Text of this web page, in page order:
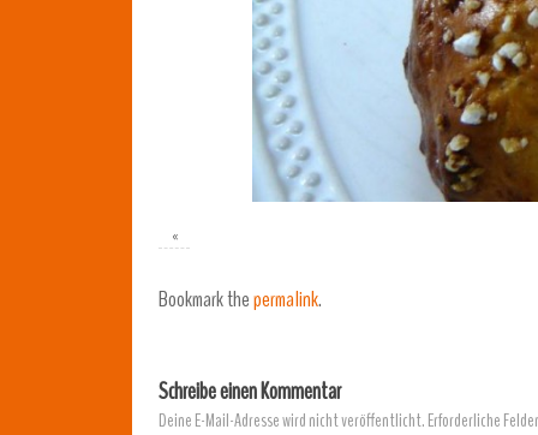
«
Bookmark thepermalink.
Schreibe einen Kommentar
Deine E-Mail-Adresse wird nicht veröffentlicht.Erforderliche